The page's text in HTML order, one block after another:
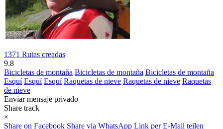
1371 Rutas creadas
9.8
Bicicletas de montaña Bicicletas de montaña Bicicletas de montaña
Esquí Esquí Esquí Raquetas de nieve Raquetas de nieve Raquetas
de nieve
Enviar mensaje privado
Share track
×
Share on Facebook Share via WhatsApp Link per E-Mail teilen